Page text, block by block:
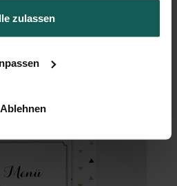
zulassen
Ablehnen
Kommunion